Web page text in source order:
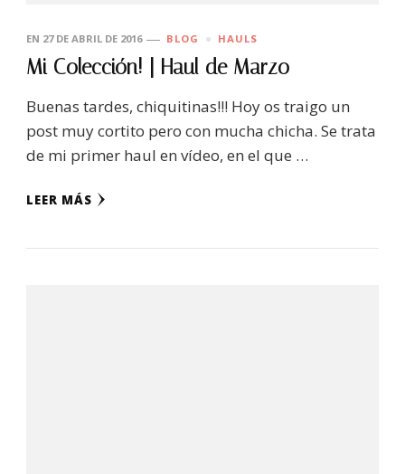
EN 27 DE ABRIL DE 2016 BLOG HAULS
Mi Colección! | Haul de Marzo
Buenas tardes, chiquitinas!!! Hoy os traigo un
post muy cortito pero con mucha chicha. Se trata
de mi primer haul en vídeo, en el que …
LEER MÁS